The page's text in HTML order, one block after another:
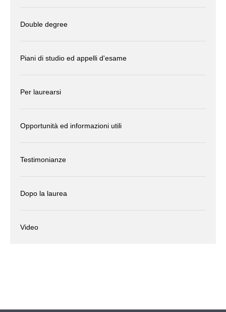
Double degree
Piani di studio ed appelli d'esame
Per laurearsi
Opportunità ed informazioni utili
Testimonianze
Dopo la laurea
Video